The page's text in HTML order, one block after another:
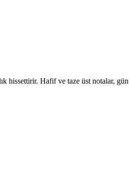
hissettirir. Hafif ve taze üst notalar,